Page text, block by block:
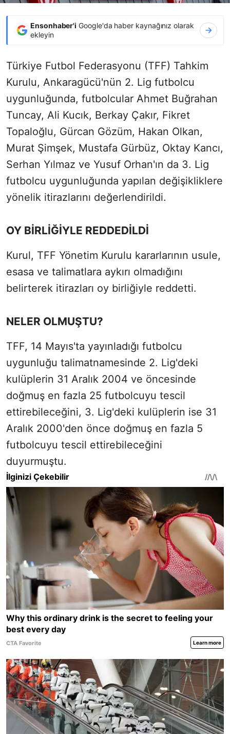
Ensonhaber'i Google'da haber kaynağınız olarak
ekleyin
Türkiye Futbol Federasyonu (TFF) Tahkim
Kurulu, Ankaragücü'nün 2. Lig futbolcu
uygunluğunda, futbolcular Ahmet Buğrahan
Tuncay, Ali Kucık, Berkay Çakır, Fikret
Topaloğlu, Gürcan Gözüm, Hakan Olkan,
Murat Şimşek, Mustafa Gürbüz, Oktay Kancı,
Serhan Yılmaz ve Yusuf Orhan'ın da 3. Lig
futbolcu uygunluğunda yapılan değişikliklere
yönelik itirazlarını değerlendirildi.
OY BİRLİĞİYLE REDDEDİLDİ
Kurul, TFF Yönetim Kurulu kararlarının usule,
esasa ve talimatlara aykırı olmadığını
belirterek itirazları oy birliğiyle reddetti.
NELER OLMUŞTU?
TFF, 14 Mayıs'ta yayınladığı futbolcu
uygunluğu talimatnamesinde 2. Lig'deki
kulüplerin 31 Aralık 2004 ve öncesinde
doğmuş en fazla 25 futbolcuyu tescil
ettirebileceğini, 3. Lig'deki kulüplerin ise 31
Aralık 2000'den önce doğmuş en fazla 5
futbolcuyu tescil ettirebileceğini
duyurmuştu.